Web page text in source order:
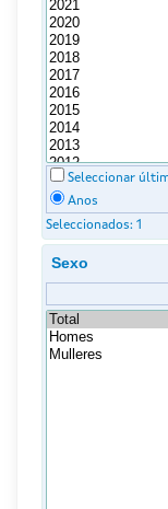
Seleccionar
Anos
Seleccionados: 1
Sexo